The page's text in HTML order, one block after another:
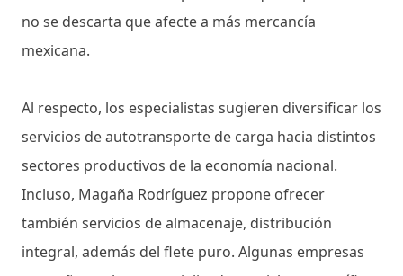
no se descarta que afecte a más mercancía
mexicana.
Al respecto, los especialistas sugieren diversificar los
servicios de autotransporte de carga hacia distintos
sectores productivos de la economía nacional.
Incluso, Magaña Rodríguez propone ofrecer
también servicios de almacenaje, distribución
integral, además del flete puro. Algunas empresas